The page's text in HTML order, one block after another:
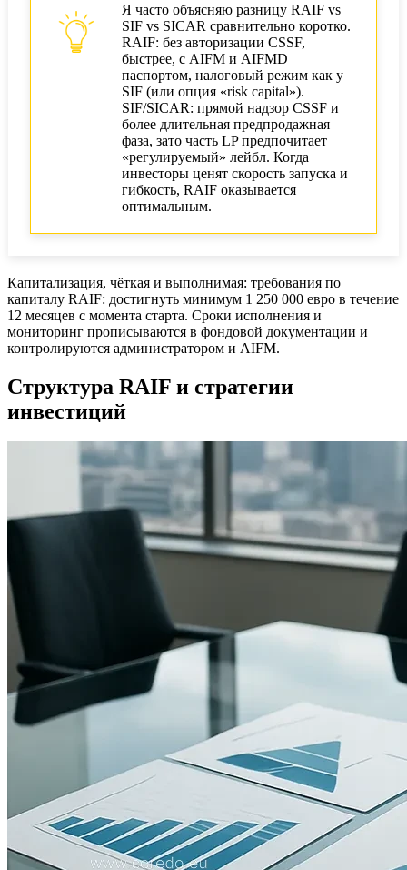
Я часто объясняю разницу RAIF vs
SIF vs SICAR сравнительно коротко.
RAIF: без авторизации CSSF,
быстрее, с AIFM и AIFMD
паспортом, налоговый режим как у
SIF (или опция «risk capital»).
SIF/SICAR: прямой надзор CSSF и
более длительная предпродажная
фаза, зато часть LP предпочитает
«регулируемый» лейбл. Когда
инвесторы ценят скорость запуска и
гибкость, RAIF оказывается
оптимальным.
Капитализация, чёткая и выполнимая: требования по
капиталу RAIF: достигнуть минимум 1 250 000 евро в течение
12 месяцев с момента старта. Сроки исполнения и
мониторинг прописываются в фондовой документации и
контролируются администратором и AIFM.
Структура RAIF и стратегии
инвестиций